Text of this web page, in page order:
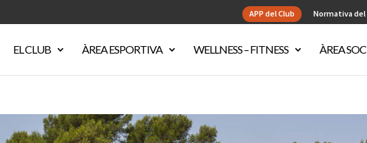
APP del Club Normativa del
EL CLUB ÀREA ESPORTIVA WELLNESS – FITNESS ÀREA